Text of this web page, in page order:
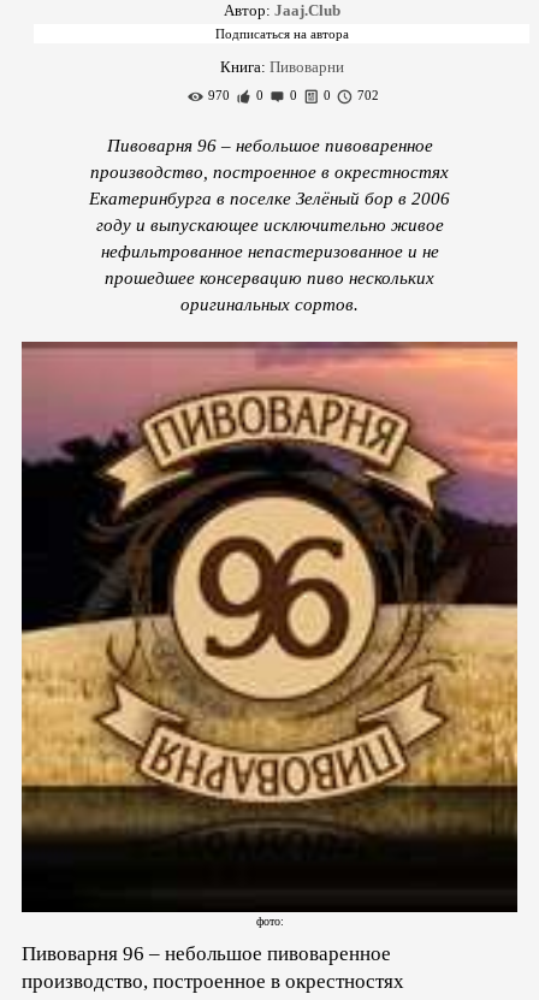
Автор: Jaaj.Club
Книга: Пивоварни
970 0 0 0 702
Пивоварня 96 – небольшое пивоваренное
производство, построенное в окрестностях
Екатеринбурга в поселке Зелёный бор в 2006
году и выпускающее исключительно живое
нефильтрованное непастеризованное и не
прошедшее консервацию пиво нескольких
оригинальных сортов.
фото:
Пивоварня 96 – небольшое пивоваренное
производство, построенное в окрестностях